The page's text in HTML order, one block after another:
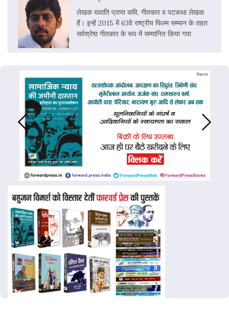
लेखक ख्याति प्राप्त कवि, गीतकार व पटकथा लेखक
हैं। इन्हें 2015 में 63वें राष्ट्रीय फिल्म सम्मान के तहत
सर्वश्रेष्ठ गीतकार के रूप में सम्मानित किया गया